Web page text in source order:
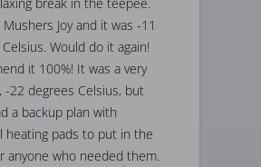
Joy and it was -11
Would do it again!
it 100%! It was a very
-22 degrees Celsius, but
a backup plan with
heating pads to put in the
anyone who needed them.